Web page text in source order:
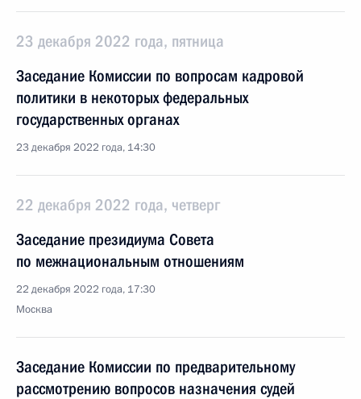
23 декабря 2022 года, пятница
Заседание Комиссии по вопросам кадровой
политики в некоторых федеральных
государственных органах
23 декабря 2022 года, 14:30
22 декабря 2022 года, четверг
Заседание президиума Совета
по межнациональным отношениям
22 декабря 2022 года, 17:30
Москва
Заседание Комиссии по предварительному
рассмотрению вопросов назначения судей